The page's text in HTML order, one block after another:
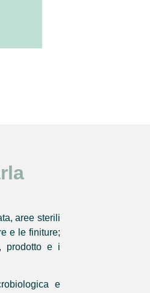
aree sterili
e le finiture;
prodotto e i
e